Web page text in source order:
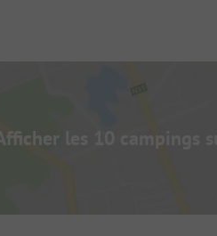
les 10 campings